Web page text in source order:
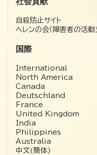
自殺防止サイト
ヘレンの会（障害者の活動
国際
International
North America
Canada
Deutschland
France
United Kingdom
India
Philippines
Australia
中文(簡体)